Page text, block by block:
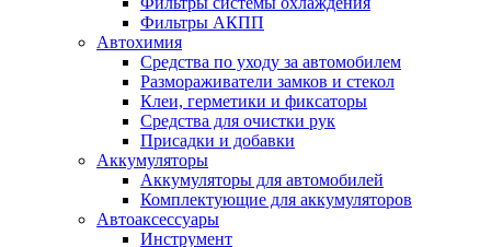
Фильтры АКПП
Автохимия
Средства по уходу за автомобилем
Размораживатели замков и стекол
Клеи, герметики и фиксаторы
Средства для очистки рук
Присадки и добавки
Аккумуляторы
Аккумуляторы для автомобилей
Комплектующие для аккумуляторов
Автоаксессуары
Инструмент